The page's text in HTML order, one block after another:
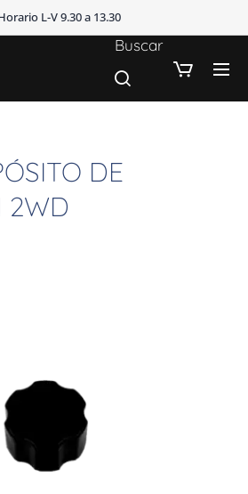
L-V 9.30 a 13.30
Buscar
DE
2WD